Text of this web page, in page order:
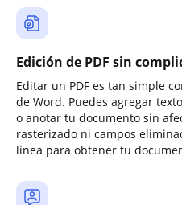
Edición de PDF sin
Editar un PDF es tan simple
de Word. Puedes agregar
o anotar tu documento sin
rasterizado ni campos
línea para obtener tu